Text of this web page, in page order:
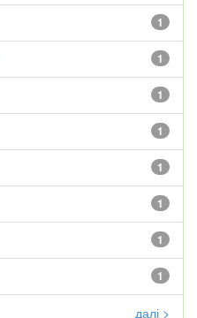
1
1
1
1
1
1
1
1
далі >